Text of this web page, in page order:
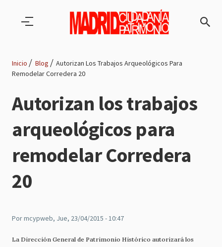
de
navegación
Inicio Blog
Autorizan Los Trabajos Arqueológicos Para
Remodelar Corredera 20
Autorizan los trabajos
arqueológicos para
remodelar Corredera
20
Pormcypweb, Jue, 23/04/2015 - 10:47
La Dirección General de Patrimonio Histórico autorizará los